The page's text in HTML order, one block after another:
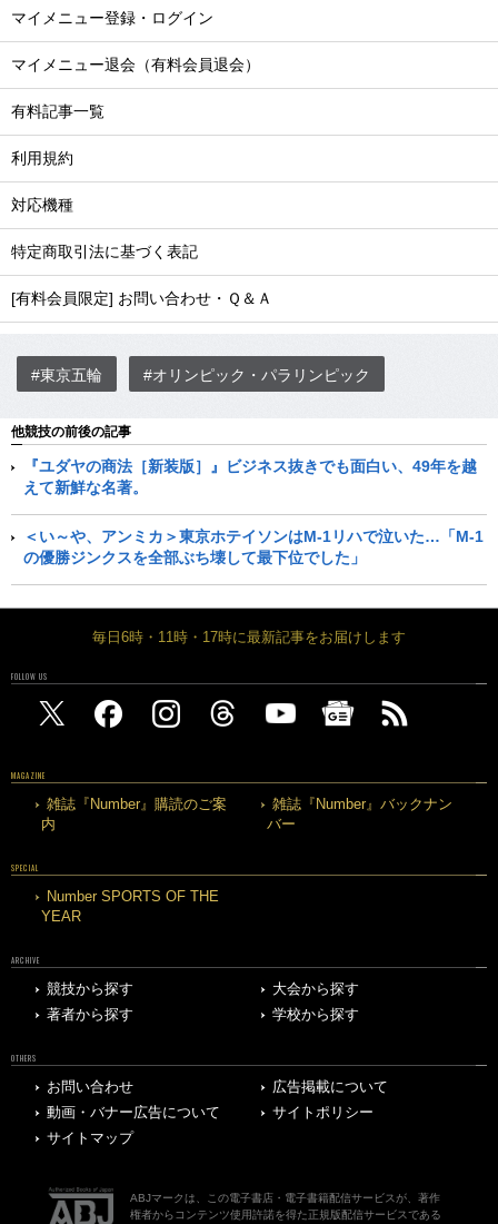
マイメニュー登録・ログイン
マイメニュー退会（有料会員退会）
有料記事一覧
利用規約
対応機種
特定商取引法に基づく表記
[有料会員限定] お問い合わせ・Ｑ＆Ａ
#東京五輪 #オリンピック・パラリンピック
他競技の前後の記事
『ユダヤの商法［新装版］』ビジネス抜きでも面白い、49年を越
えて新鮮な名著。
＜い～や、アンミカ＞東京ホテイソンはM-1リハで泣いた…「M-1
の優勝ジンクスを全部ぶち壊して最下位でした」
毎日6時・11時・17時に最新記事をお届けします
FOLLOW US
MAGAZINE
雑誌『Number』購読のご案
内
雑誌『Number』バックナン
バー
SPECIAL
Number SPORTS OF THE
YEAR
ARCHIVE
競技から探す
大会から探す
著者から探す
学校から探す
OTHERS
お問い合わせ
広告掲載について
動画・バナー広告について
サイトポリシー
サイトマップ
ABJマークは、この電子書店・電子書籍配信サービスが、著作
権者からコンテンツ使用許諾を得た正規版配信サービスである